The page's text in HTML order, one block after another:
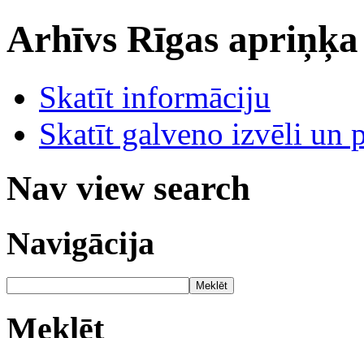
Arhīvs Rīgas
Skatīt informāciju
Skatīt galveno izvēli un
Nav view search
Navigācija
Meklēt
Meklēt